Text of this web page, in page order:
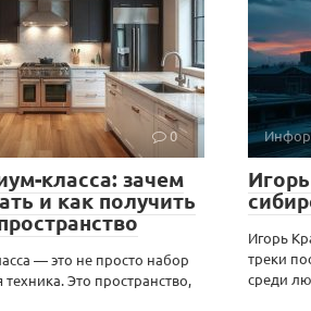
0
класса: зачем
и как получить
— это не просто набор
Это пространство,
Игорь
треки
среди